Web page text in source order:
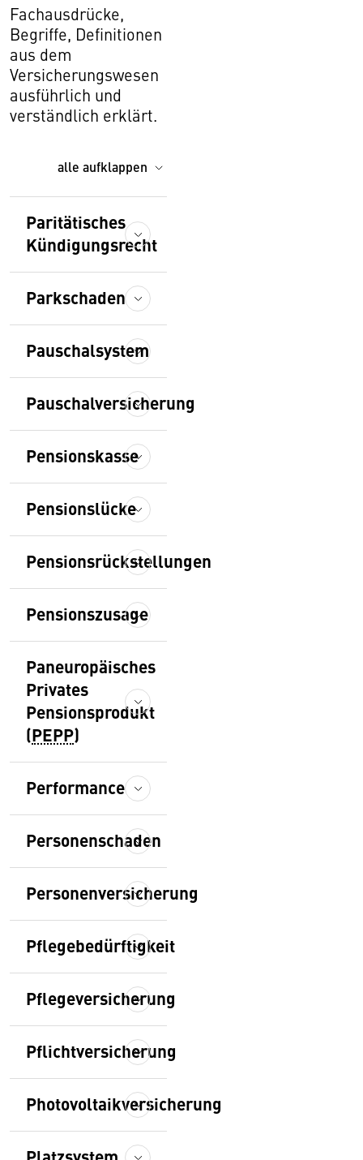
Fachausdrücke,
Begriffe, Definitionen
aus dem
Versicherungswesen
ausführlich und
verständlich erklärt.
alle aufklappen
Paritätisches
Kündigungsrecht
Parkschaden
Pauschalsystem
Pauschalversicherung
Pensionskasse
Pensionslücke
Pensionsrückstellungen
Pensionszusage
Paneuropäisches
Privates
Pensionsprodukt
(PEPP)
Performance
Personenschaden
Personenversicherung
Pflegebedürftigkeit
Pflegeversicherung
Pflichtversicherung
Photovoltaikversicherung